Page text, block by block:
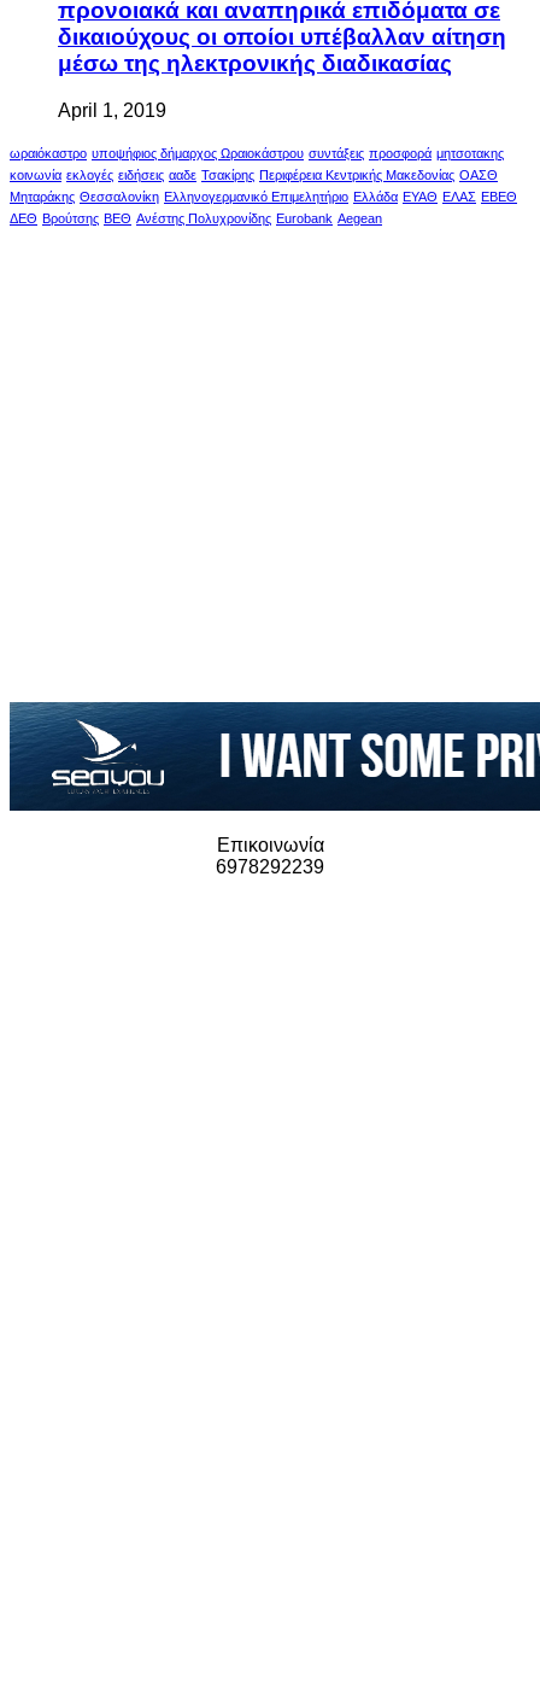
προνοιακά και αναπηρικά επιδόματα σε
δικαιούχους οι οποίοι υπέβαλλαν αίτηση
μέσω της ηλεκτρονικής διαδικασίας
April 1, 2019
ωραιόκαστρο υποψήφιος δήμαρχος Ωραιοκάστρου συντάξεις προσφορά μητσοτακης
κοινωνία εκλογές ειδήσεις ααδε Τσακίρης Περιφέρεια Κεντρικής Μακεδονίας ΟΑΣΘ
Μηταράκης Θεσσαλονίκη Ελληνογερμανικό Επιμελητήριο Ελλάδα ΕΥΑΘ ΕΛΑΣ ΕΒΕΘ
ΔΕΘ Βρούτσης ΒΕΘ Ανέστης Πολυχρονίδης Eurobank Aegean
Επικοινωνία
6978292239